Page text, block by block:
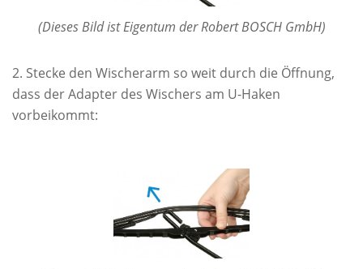
(Dieses Bild ist Eigentum der Robert BOSCH GmbH)
Stecke den Wischerarm so weit durch die Öffnung,
dass der Adapter des Wischers am U-Haken
vorbeikommt: